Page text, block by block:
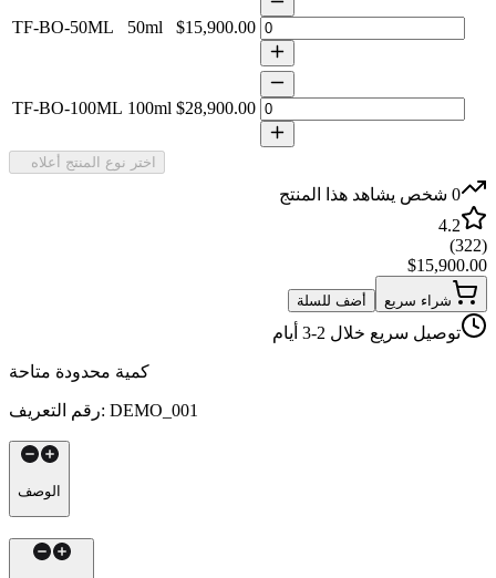
TF-BO-50ML 50ml $15,900.00
TF-BO-100ML 100ml $28,900.00
اختر نوع المنتج أعلاه
0 شخص يشاهد هذا المنتج
4.2
(
322
)
$15,900.00
شراء سريع أضف للسلة
توصيل سريع خلال 2-3 أيام
كمية محدودة متاحة
رقم التعريف: DEMO_001
الوصف